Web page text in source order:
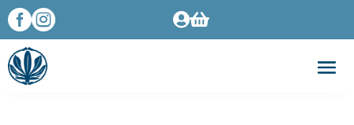
 